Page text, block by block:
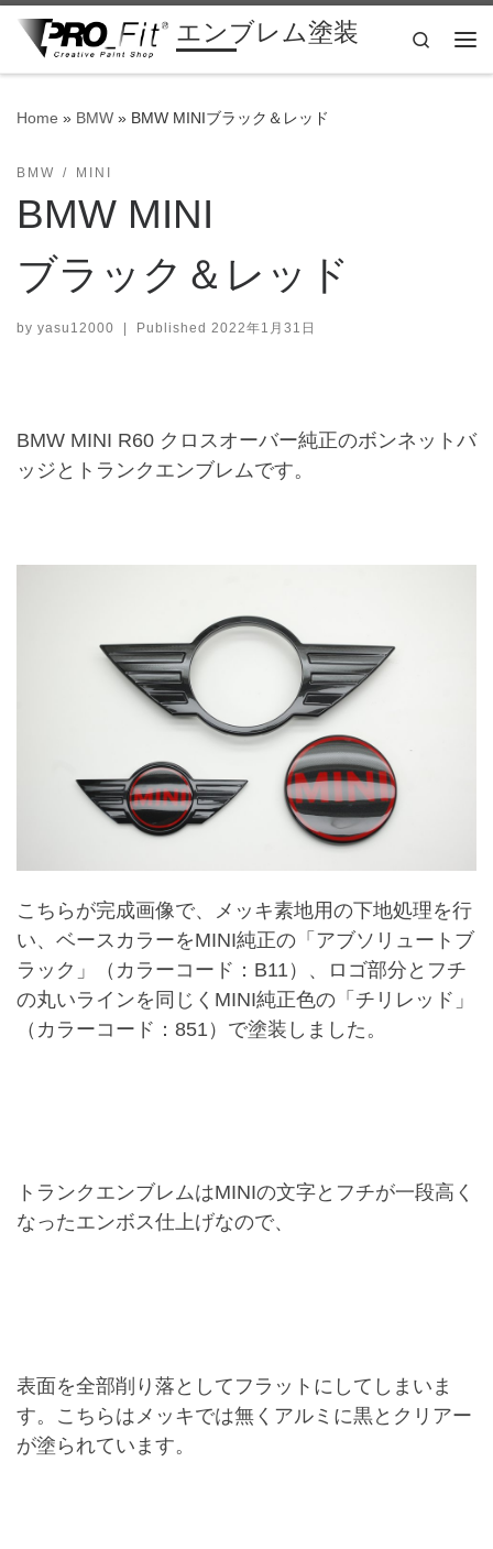
Skip to content エンブレム塗装
Search
Home » BMW » BMW MINIブラック＆レッド
BMW MINI
BMW MINI
ブラック＆レッド
by yasu12000 | Published 2022年1月31日
BMW MINI R60 クロスオーバー純正のボンネットバ
ッジとトランクエンブレムです。
こちらが完成画像で、メッキ素地用の下地処理を行
い、ベースカラーをMINI純正の「アブソリュートブ
ラック」（カラーコード：B11）、ロゴ部分とフチ
の丸いラインを同じくMINI純正色の「チリレッド」
（カラーコード：851）で塗装しました。
トランクエンブレムはMINIの文字とフチが一段高く
なったエンボス仕上げなので、
表面を全部削り落としてフラットにしてしまいま
す。こちらはメッキでは無くアルミに黒とクリアー
が塗られています。